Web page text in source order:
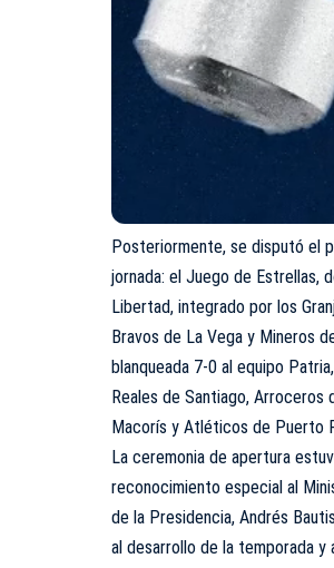
Posteriormente, se disputó el
jornada: el Juego de Estrellas,
Libertad, integrado por los
Bravos de La Vega y Mineros
blanqueada 7-0 al equipo
Reales de Santiago, Arroceros
Macorís y Atléticos de Puerto
La ceremonia de apertura
reconocimiento especial al
de la Presidencia, Andrés
al desarrollo de la temporada y